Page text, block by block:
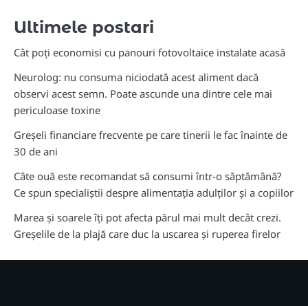
Ultimele postari
Cât poți economisi cu panouri fotovoltaice instalate acasă
Neurolog: nu consuma niciodată acest aliment dacă
observi acest semn. Poate ascunde una dintre cele mai
periculoase toxine
Greșeli financiare frecvente pe care tinerii le fac înainte de
30 de ani
Câte ouă este recomandat să consumi într-o săptămână?
Ce spun specialiștii despre alimentația adulților și a copiilor
Marea și soarele îți pot afecta părul mai mult decât crezi.
Greșelile de la plajă care duc la uscarea și ruperea firelor